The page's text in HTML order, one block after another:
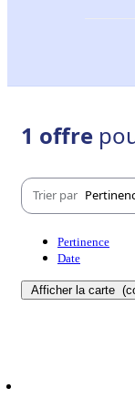
1 offre
Trier par
Pertinence
Date
Afficher la carte